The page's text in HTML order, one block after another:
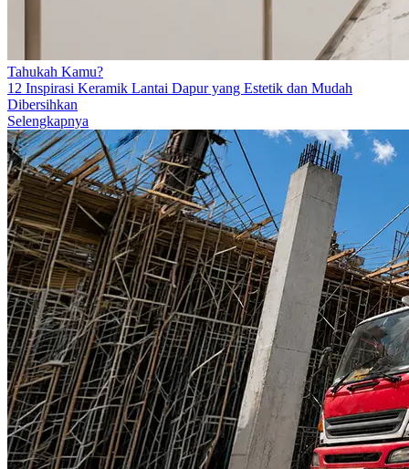
Tahukah Kamu?
12 Inspirasi Keramik Lantai Dapur yang Estetik dan Mudah
Dibersihkan
Selengkapnya